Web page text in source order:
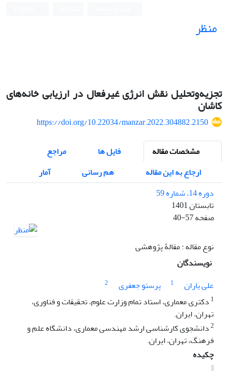
منظر
تجزیه‌وتحلیل نقش انرژی غیرفعال در ارزیابی خانه‌ها‌ی
کاشان
https://doi.org/10.22034/manzar.2022.304882.2150
مشخصات مقاله
فایل ها
مراجع
ارجاع به این مقاله
هم رسانی
آمار
دوره 14، شماره 59
تابستان 1401
صفحه40-57
نوع مقاله : مقالۀ پژوهشی
نویسندگان
علی یاران
1 پرستو جعفری
2
1 دکتری معماری، استاد تمام وزارت علوم، تحقیقات و فناوری،
تهران، ایران.
2دانشجوی کارشناسی ارشد مهندسی معماری، دانشگاه علم و
فرهنگ، تهران، ایران.
چکیده